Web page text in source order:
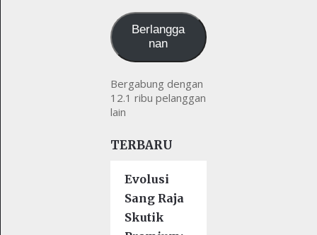
Berlangga
nan
Bergabung dengan
12.1 ribu pelanggan
lain
TERBARU
Evolusi
Sang Raja
Skutik